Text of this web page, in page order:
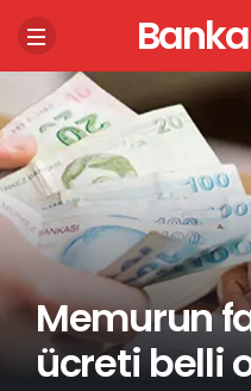
Memurun
ücreti belli